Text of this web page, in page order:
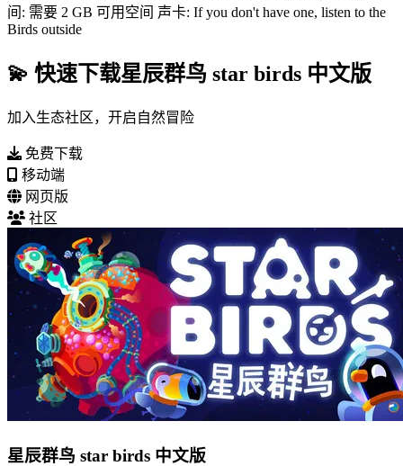
间: 需要 2 GB 可用空间 声卡: If you don't have one, listen to the
Birds outside
💫 快速下载星辰群鸟 star birds 中文版
加入生态社区，开启自然冒险
免费下载
移动端
网页版
社区
星辰群鸟 star birds 中文版